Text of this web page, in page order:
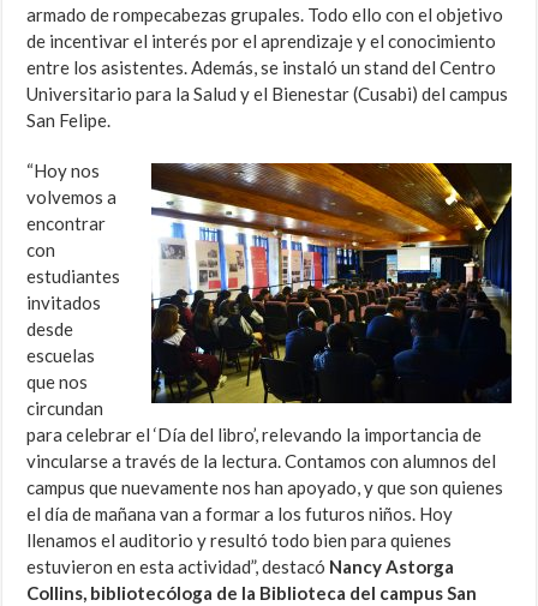
armado de rompecabezas grupales. Todo ello con el objetivo
de incentivar el interés por el aprendizaje y el conocimiento
entre los asistentes. Además, se instaló un stand del Centro
Universitario para la Salud y el Bienestar (Cusabi) del campus
San Felipe.
“Hoy nos
volvemos a
encontrar
con
estudiantes
invitados
desde
escuelas
que nos
circundan
para celebrar el ‘Día del libro’, relevando la importancia de
vincularse a través de la lectura. Contamos con alumnos del
campus que nuevamente nos han apoyado, y que son quienes
el día de mañana van a formar a los futuros niños. Hoy
llenamos el auditorio y resultó todo bien para quienes
estuvieron en esta actividad”, destacó Nancy Astorga
Collins, bibliotecóloga de la Biblioteca del campus San